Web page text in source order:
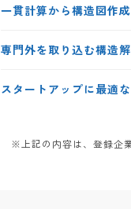
一貫計算から構造図作
専門外を取り込む構造
スタートアップに最適
※上記の内容は、登録企